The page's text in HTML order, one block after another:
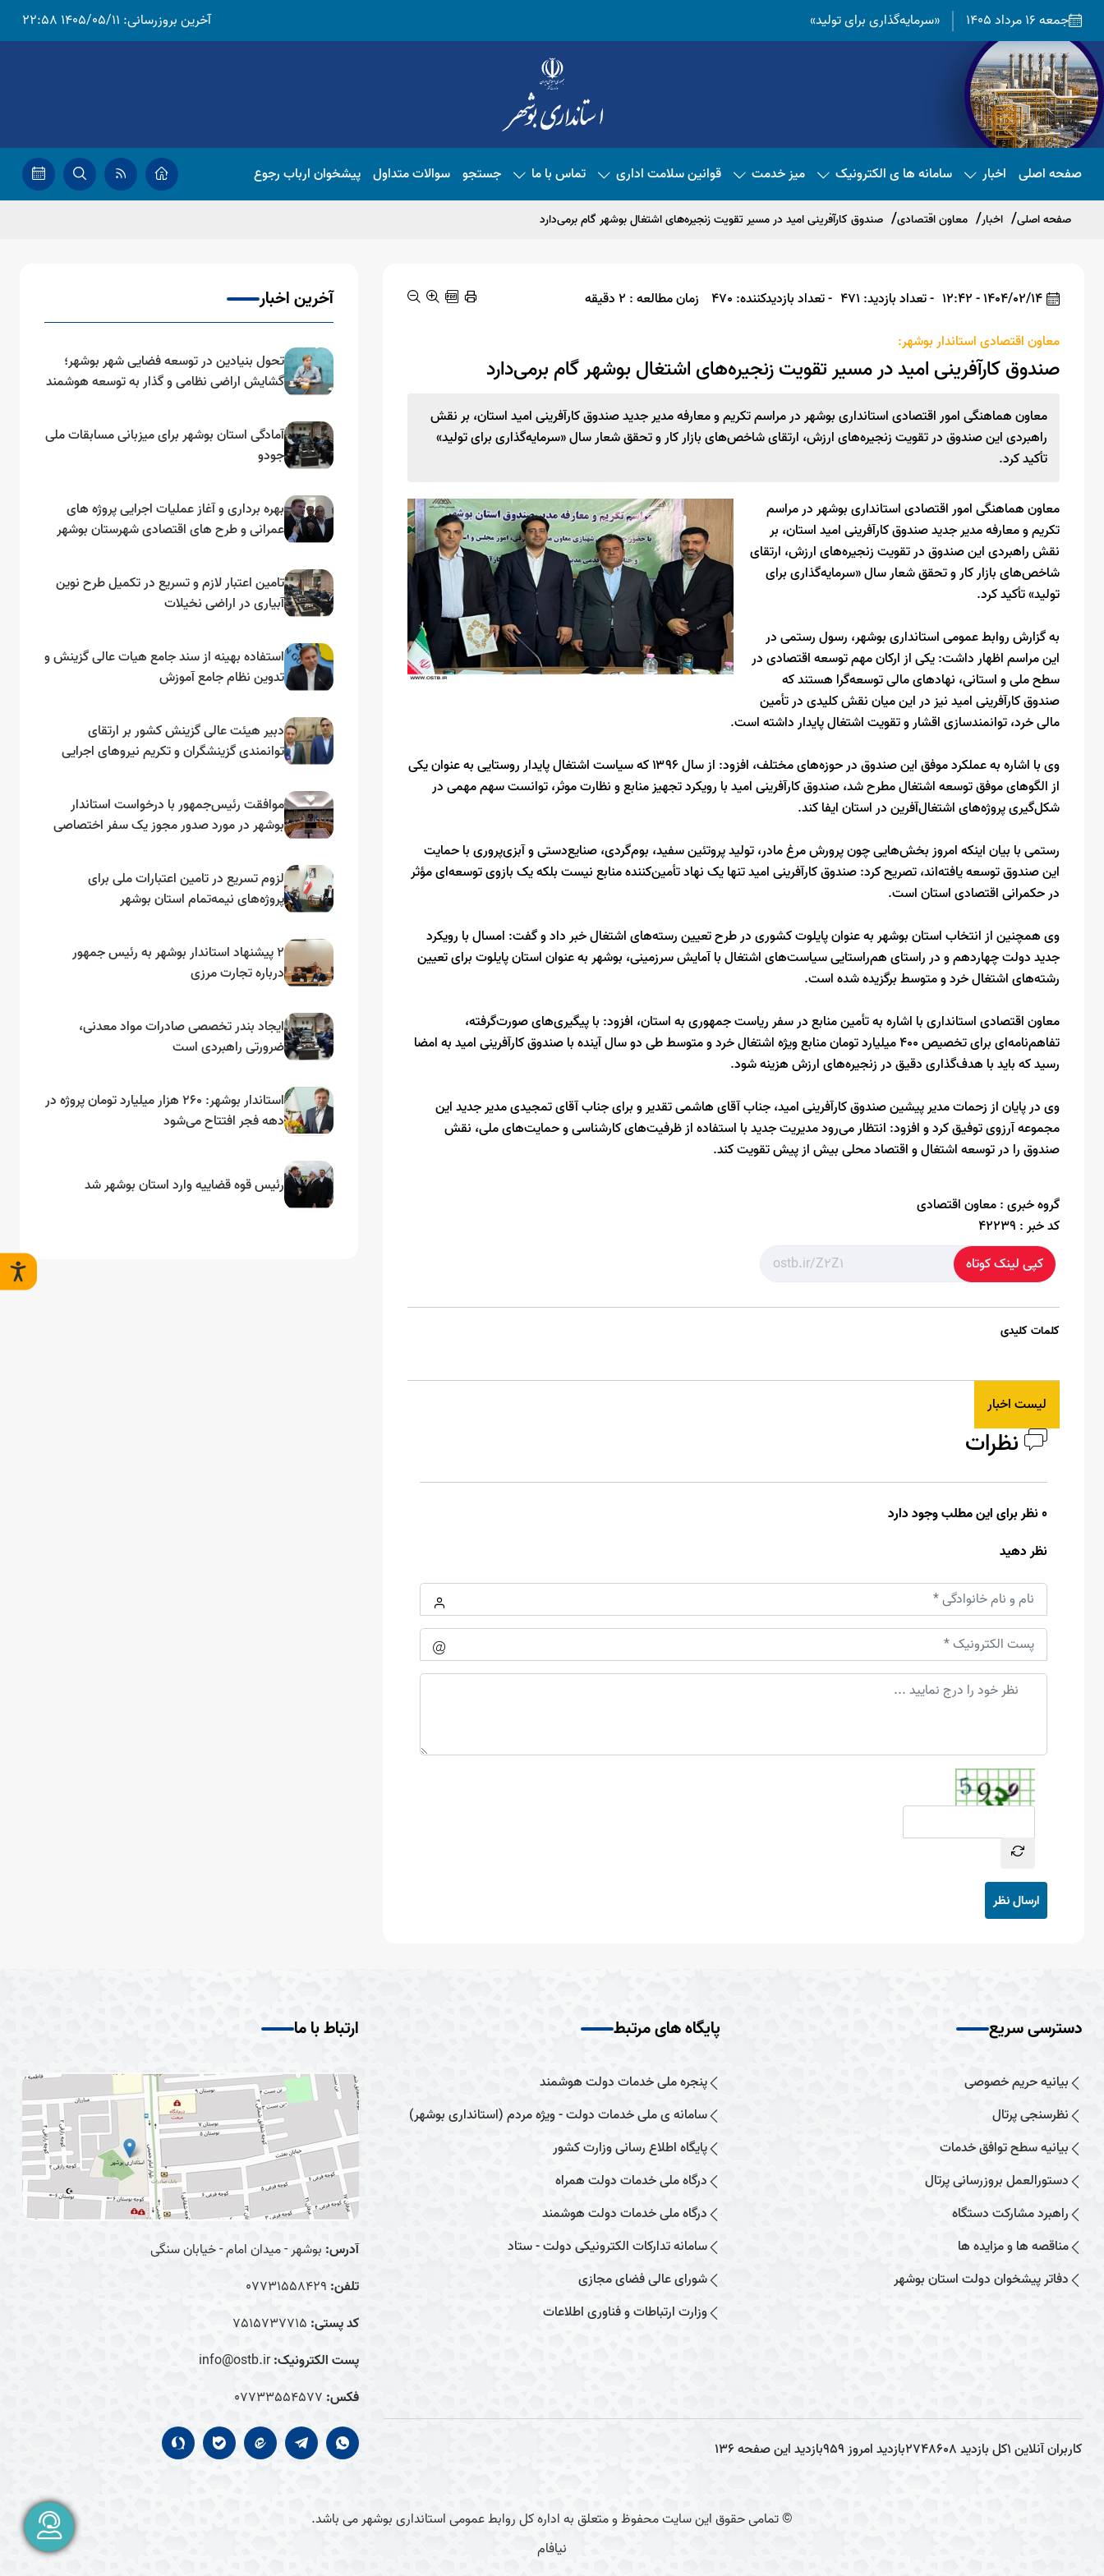
جمعه 16 مرداد 1405 «سرمایه‌گذاری برای تولید» آخرین بروزرسانی: 1405/05/11 22:58
صفحه اصلی اخبار سامانه ها ی الکترونیک میز خدمت قوانین سلامت اداری تماس با ما جستجو سوالات متداول پیشخوان ارباب رجوع
صفحه اصلی اخبار معاون اقتصادی صندوق کارآفرینی امید در مسیر تقویت زنجیره‌های اشتغال بوشهر گام برمی‌دارد
1404/02/14 - 12:42 - تعداد بازدید: 471 - تعداد بازدیدکننده: 470
زمان مطالعه : 2 دقیقه
معاون اقتصادی استاندار بوشهر:
صندوق کارآفرینی امید در مسیر تقویت زنجیره‌های اشتغال بوشهر گام برمی‌دارد
معاون هماهنگی امور اقتصادی استانداری بوشهر در مراسم تکریم و معارفه مدیر جدید صندوق کارآفرینی امید استان، بر نقش
راهبردی این صندوق در تقویت زنجیره‌های ارزش، ارتقای شاخص‌های بازار کار و تحقق شعار سال «سرمایه‌گذاری برای تولید»
تأکید کرد.
معاون هماهنگی امور اقتصادی استانداری بوشهر در مراسم
تکریم و معارفه مدیر جدید صندوق کارآفرینی امید استان، بر
نقش راهبردی این صندوق در تقویت زنجیره‌های ارزش، ارتقای
شاخص‌های بازار کار و تحقق شعار سال «سرمایه‌گذاری برای
تولید» تأکید کرد.
به گزارش روابط عمومی استانداری بوشهر، رسول رستمی در
این مراسم اظهار داشت: یکی از ارکان مهم توسعه اقتصادی در
سطح ملی و استانی، نهادهای مالی توسعه‌گرا هستند که
صندوق کارآفرینی امید نیز در این میان نقش کلیدی در تأمین
مالی خرد، توانمندسازی اقشار و تقویت اشتغال پایدار داشته است.
وی با اشاره به عملکرد موفق این صندوق در حوزه‌های مختلف، افزود: از سال ۱۳۹۶ که سیاست اشتغال پایدار روستایی به عنوان یکی
از الگوهای موفق توسعه اشتغال مطرح شد، صندوق کارآفرینی امید با رویکرد تجهیز منابع و نظارت موثر، توانست سهم مهمی در
شکل‌گیری پروژه‌های اشتغال‌آفرین در استان ایفا کند.
رستمی با بیان اینکه امروز بخش‌هایی چون پرورش مرغ مادر، تولید پروتئین سفید، بوم‌گردی، صنایع‌دستی و آبزی‌پروری با حمایت
این صندوق توسعه یافته‌اند، تصریح کرد: صندوق کارآفرینی امید تنها یک نهاد تأمین‌کننده منابع نیست بلکه یک بازوی توسعه‌ای مؤثر
در حکمرانی اقتصادی استان است.
وی همچنین از انتخاب استان بوشهر به عنوان پایلوت کشوری در طرح تعیین رسته‌های اشتغال خبر داد و گفت: امسال با رویکرد
جدید دولت چهاردهم و در راستای هم‌راستایی سیاست‌های اشتغال با آمایش سرزمینی، بوشهر به عنوان استان پایلوت برای تعیین
رشته‌های اشتغال خرد و متوسط برگزیده شده است.
معاون اقتصادی استانداری با اشاره به تأمین منابع در سفر ریاست جمهوری به استان، افزود: با پیگیری‌های صورت‌گرفته،
تفاهم‌نامه‌ای برای تخصیص ۴۰۰ میلیارد تومان منابع ویژه اشتغال خرد و متوسط طی دو سال آینده با صندوق کارآفرینی امید به امضا
رسید که باید با هدف‌گذاری دقیق در زنجیره‌های ارزش هزینه شود.
وی در پایان از زحمات مدیر پیشین صندوق کارآفرینی امید، جناب آقای هاشمی تقدیر و برای جناب آقای تمجیدی مدیر جدید این
مجموعه آرزوی توفیق کرد و افزود: انتظار می‌رود مدیریت جدید با استفاده از ظرفیت‌های کارشناسی و حمایت‌های ملی، نقش
صندوق را در توسعه اشتغال و اقتصاد محلی بیش از پیش تقویت کند.
گروه خبری :معاون اقتصادی
کد خبر : 42239
کپی لینک کوتاه
کلمات کلیدی
لیست اخبار
نظرات
0 نظر برای این مطلب وجود دارد
نظر دهید
ارسال نظر
آخرین اخبار
تحول بنیادین در توسعه فضایی شهر بوشهر؛
گشایش اراضی نظامی و گذار به توسعه هوشمند
آمادگی استان بوشهر برای میزبانی مسابقات ملی
جودو
بهره برداری و آغاز عملیات اجرایی پروژه های
عمرانی و طرح های اقتصادی شهرستان بوشهر
تامین اعتبار لازم و تسریع در تکمیل طرح نوین
آبیاری در اراضی نخیلات
استفاده بهینه از سند جامع هیات عالی گزینش و‌
تدوین نظام جامع آموزش
دبیر هیئت عالی گزینش کشور بر ارتقای
توانمندی گزینشگران و تکریم نیروهای اجرایی
موافقت رئیس‌جمهور با درخواست استاندار
بوشهر در مورد صدور مجوز یک سفر اختصاصی
لزوم تسریع در تامین اعتبارات ملی برای
پروژه‌های نیمه‌تمام استان بوشهر
۲ پیشنهاد استاندار بوشهر به رئیس جمهور
درباره تجارت مرزی
ایجاد بندر تخصصی صادرات مواد معدنی،
ضرورتی راهبردی است
استاندار بوشهر: ۲۶۰ هزار میلیارد تومان پروژه در
دهه فجر افتتاح می‌شود
رئیس قوه قضاییه وارد استان بوشهر شد
دسترسی سریع
بیانیه حریم خصوصی
نظرسنجی پرتال
بیانیه سطح توافق خدمات
دستورالعمل بروزرسانی پرتال
راهبرد مشارکت دستگاه
مناقصه ها و مزایده ها
دفاتر پیشخوان دولت استان بوشهر
پایگاه های مرتبط
پنجره ملی خدمات دولت هوشمند
سامانه ی ملی خدمات دولت - ویژه مردم (استانداری بوشهر)
پایگاه اطلاع رسانی وزارت کشور
درگاه ملی خدمات دولت همراه
درگاه ملی خدمات دولت هوشمند
سامانه تدارکات الکترونیکی دولت - ستاد
شورای عالی فضای مجازی
وزارت ارتباطات و فناوری اطلاعات
ارتباط با ما
آدرس: بوشهر - میدان امام - خیابان سنگی
تلفن: 07731558429
کد پستی: 7515737715
پست الکترونیک:info@ostb.ir
فکس: 07733554577
کاربران آنلاین1کل بازدید2748608بازدید امروز959بازدید این صفحه136
© تمامی حقوق این سایت محفوظ و متعلق به اداره کل روابط عمومی استانداری بوشهر می باشد.
نیافام